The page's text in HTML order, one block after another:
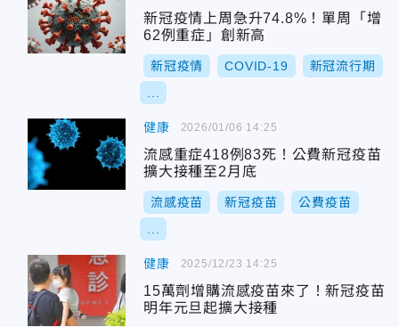
新冠疫情上周急升74.8%！單周「增
62例重症」創新高
新冠疫情 COVID-19 新冠流行期
健康
流感重症418例83死！公費新冠疫苗
擴大接種至2月底
流感疫苗 新冠疫苗 公費疫苗
2026/01/06 14:25
健康
15萬劑增購流感疫苗來了！新冠疫苗
明年元旦起擴大接種
2025/12/23 14:25